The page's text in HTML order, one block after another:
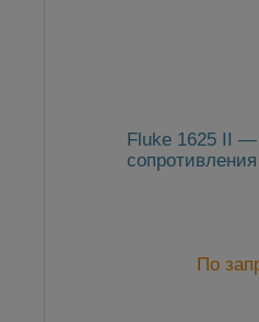
Fluke 1625 II
По